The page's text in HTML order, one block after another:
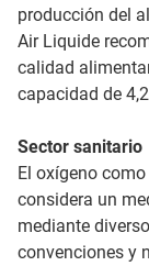
producción del
Air Liquide
calidad
capacidad de
Sector sanitario
El oxígeno
considera un
mediante
convenciones y